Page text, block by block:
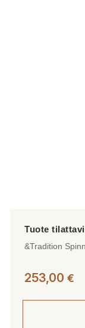
&Tradition
253,00 €